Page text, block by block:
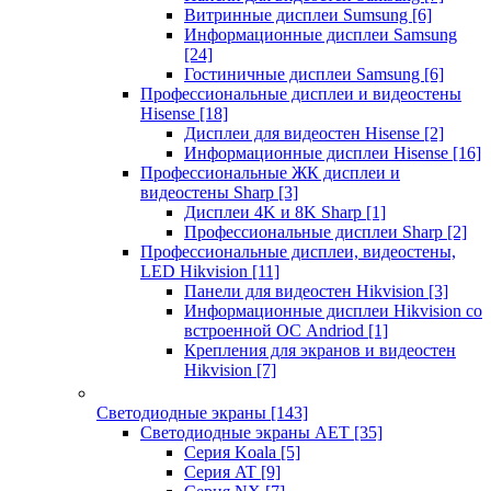
Витринные дисплеи Sumsung [6]
Информационные дисплеи Samsung
[24]
Гостиничные дисплеи Samsung [6]
Профессиональные дисплеи и видеостены
Hisense [18]
Дисплеи для видеостен Hisense [2]
Информационные дисплеи Hisense [16]
Профессиональные ЖК дисплеи и
видеостены Sharp [3]
Дисплеи 4K и 8K Sharp [1]
Профессиональные дисплеи Sharp [2]
Профессиональные дисплеи, видеостены,
LED Hikvision [11]
Панели для видеостен Hikvision [3]
Информационные дисплеи Hikvision со
встроенной ОС Andriod [1]
Крепления для экранов и видеостен
Hikvision [7]
Светодиодные экраны [143]
Светодиодные экраны AET [35]
Cерия Koala [5]
Серия AT [9]